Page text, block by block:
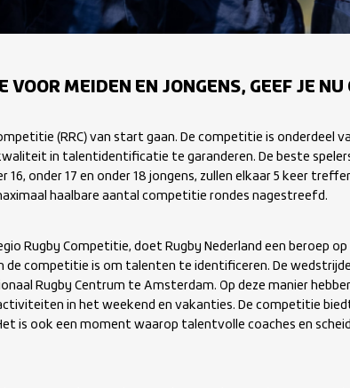
VOOR MEIDEN EN JONGENS, GEEF JE NU
(RRC) van start gaan. De competitie is onderdeel
in talentidentificatie te garanderen. De beste
16, onder 17 en onder 18 jongens, zullen elkaar 5 keer
haalbare aantal competitie rondes nagestreefd.
Rugby Competitie, doet Rugby Nederland een beroep
de competitie is om talenten te identificeren. De
Rugby Centrum te Amsterdam. Op deze manier
in het weekend en vakanties. De competitie
is ook een moment waarop talentvolle coaches en